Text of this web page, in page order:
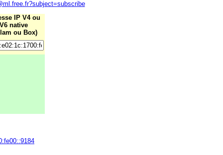
IP V4 ou
V6 native
ou Box)